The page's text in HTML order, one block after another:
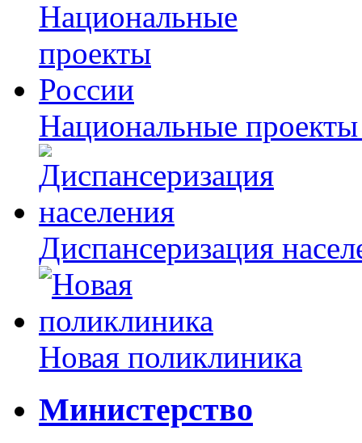
Национальные
Диспансеризация
Новая поликлиника
Министерство